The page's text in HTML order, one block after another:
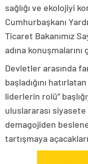
sağlığı ve ekolojiyi
Cumhurbaşkanı
Ticaret Bakanımız
adına
Devletler arasında
başladığını
liderlerin rolü”
uluslararası
demagojiden
tartışmaya